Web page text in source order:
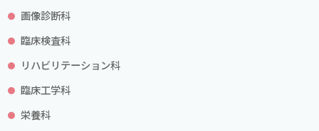
画像診断科
臨床検査科
リハビリテーション科
臨床工学科
栄養科